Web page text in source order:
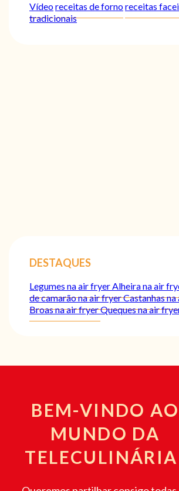
Vídeoreceitas de fornoreceitas
tradicionais
DESTAQUES
Legumes na air fryerAlheira na air
de camarão na air fryerCastanhas
Broas na air fryerQueques na air
BEM-VINDO AO
MUNDO DA